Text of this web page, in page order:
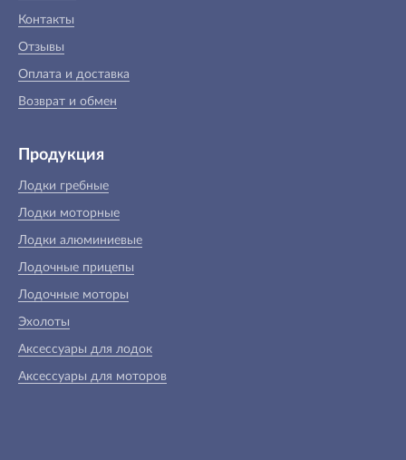
Контакты
Отзывы
Оплата и доставка
Возврат и обмен
Продукция
Лодки гребные
Лодки моторные
Лодки алюминиевые
Лодочные прицепы
Лодочные моторы
Эхолоты
Аксессуары для лодок
Аксессуары для моторов